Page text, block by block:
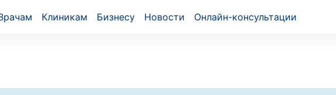
Клиникам Бизнесу Новости Онлайн-консультации